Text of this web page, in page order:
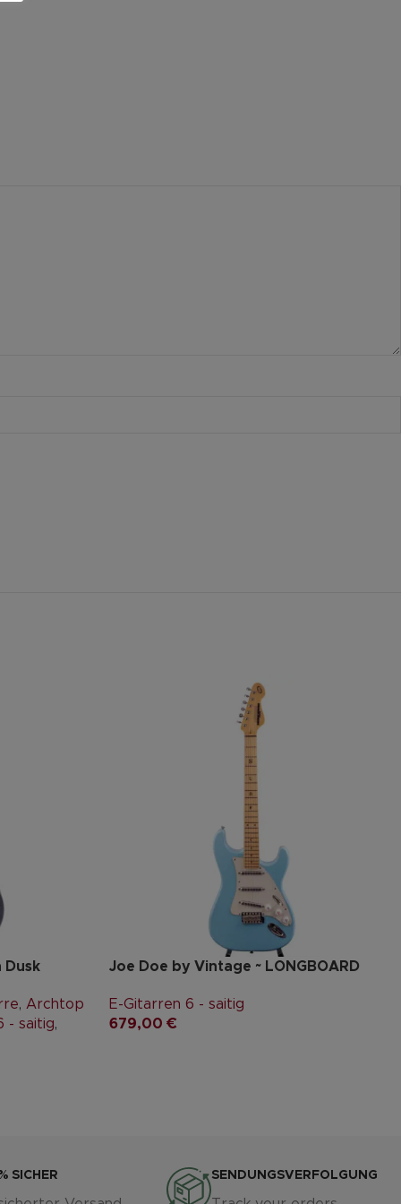
Dusk
, Archtop
- saitig,
Joe Doe by Vintage ~ LONGBOARD
E-Gitarren 6 - saitig
679,00 €
SICHER SENDUNGSVERFOLGUNG